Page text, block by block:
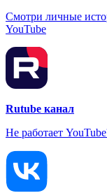
Смотри личные
YouTube
Rutube канал
Не работает